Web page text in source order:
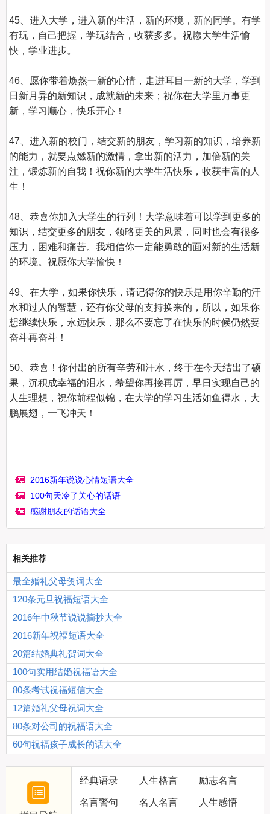
45、进入大学，进入新的生活，新的环境，新的同学。有学
有玩，自己把握，学玩结合，收获多多。祝愿大学生活愉
快，学业进步。
46、愿你带着焕然一新的心情，走进耳目一新的大学，学到
日新月异的新知识，成就新的未来；祝你在大学里万事更
新，学习顺心，快乐开心！
47、进入新的校门，结交新的朋友，学习新的知识，培养新
的能力，就要点燃新的激情，拿出新的活力，加倍新的关
注，锻炼新的自我！祝你新的大学生活快乐，收获丰富的人
生！
48、恭喜你加入大学生的行列！大学意味着可以学到更多的
知识，结交更多的朋友，领略更美的风景，同时也会有很多
压力，困难和痛苦。我相信你一定能勇敢的面对新的生活新
的环境。祝愿你大学愉快！
49、在大学，如果你快乐，请记得你的快乐是用你辛勤的汗
水和过人的智慧，还有你父母的支持换来的，所以，如果你
想继续快乐，永远快乐，那么不要忘了在快乐的时候仍然要
奋斗再奋斗！
50、恭喜！你付出的所有辛劳和汗水，终于在今天结出了硕
果，沉积成幸福的泪水，希望你再接再厉，早日实现自己的
人生理想，祝你前程似锦，在大学的学习生活如鱼得水，大
鹏展翅，一飞冲天！
2016新年说说心情短语大全
100句天冷了关心的话语
感谢朋友的话语大全
相关推荐
最全婚礼父母贺词大全
120条元旦祝福短语大全
2016年中秋节说说摘抄大全
2016新年祝福短语大全
20篇结婚典礼贺词大全
100句实用结婚祝福语大全
80条考试祝福短信大全
12篇婚礼父母祝词大全
80条对公司的祝福语大全
60句祝福孩子成长的话大全
经典语录 人生格言 励志名言
名言警句 名人名言 人生感悟